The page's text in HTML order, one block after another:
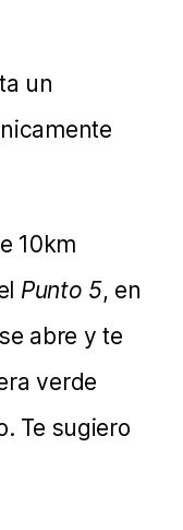
un
10km
Punto 5, en
abre y te
verde
Te sugiero